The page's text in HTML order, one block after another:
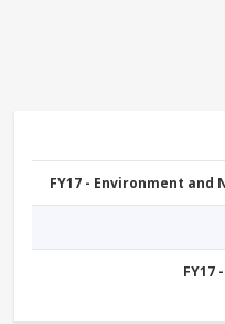
FY17 -